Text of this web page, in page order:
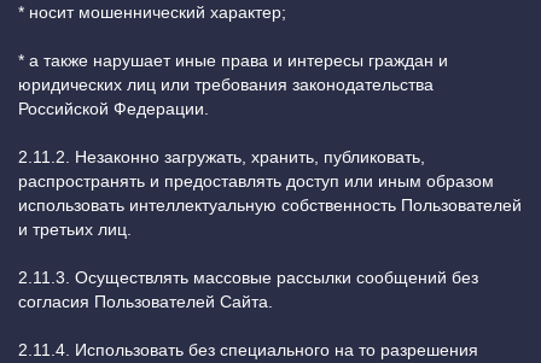
* носит мошеннический характер;
* а также нарушает иные права и интересы граждан и
юридических лиц или требования законодательства
Российской Федерации.
2.11.2. Незаконно загружать, хранить, публиковать,
распространять и предоставлять доступ или иным образом
использовать интеллектуальную собственность Пользователей
и третьих лиц.
2.11.3. Осуществлять массовые рассылки сообщений без
согласия Пользователей Сайта.
2.11.4. Использовать без специального на то разрешения